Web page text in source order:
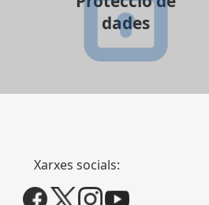
dades
Xarxes socials: